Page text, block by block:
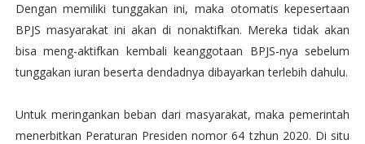
Dengan memiliki tunggakan ini, maka otomatis kepesertaan
BPJS masyarakat ini akan di nonaktifkan. Mereka tidak akan
bisa meng-aktifkan kembali keanggotaan BPJS-nya sebelum
tunggakan iuran beserta dendadnya dibayarkan terlebih dahulu.
Untuk meringankan beban dari masyarakat, maka pemerintah
menerbitkan Peraturan Presiden nomor 64 tzhun 2020. Di situ